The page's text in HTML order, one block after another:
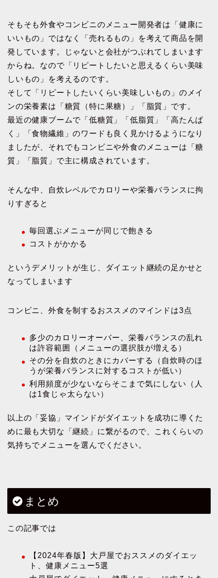
そもそも外食やコンビニのメニュー開発者は「健康に
いいもの」ではなく「売れるもの」を考えて商品を開
発しています。じゃないと会社がつぶれてしまいます
からね。なので「リピートしたいと思えるくらい美味
しいもの」を考えるのです。
そして「リピートしたいくらい美味しいもの」のメイ
ンの栄養素は「糖質（特に果糖）」「脂質」です。
最近の健康ブームで「低糖質」「低脂質」「高たんぱ
く」「食物繊維」のワードも良く見かけるようになり
ましたが、それでもコンビニや外食のメニューは「糖
質」「脂質」で主に構成されています。
そんな中、自炊レベルでカロリーや栄養バランスに拘
りすぎると
毎回選ぶメニューが同じで飽きる
コストがかかる
というデメリットが生じ、ダイエット継続の足かせと
なってしまいます
コンビニ、外食を制するおススメのマインドは3点
多少のカロリーオーバー、栄養バランスの乱れ
は許容範囲（メニューの選択肢が増える）
その分を自炊のときにカバーする（自炊時のほ
うが栄養バランスに対するコストが低い）
利用頻度が少ないならそこまで気にしない（人
は1食じゃ太らない）
以上の「妥協」マインドがダイエットを成功に導くた
めに最も大切な「継続」に繋がるので、これくらいの
気持ちでメニューを選んでください。
まとめ
この記事では
【2024年春版】大戸屋でおススメのダイエッ
ト、健康メニュー5選